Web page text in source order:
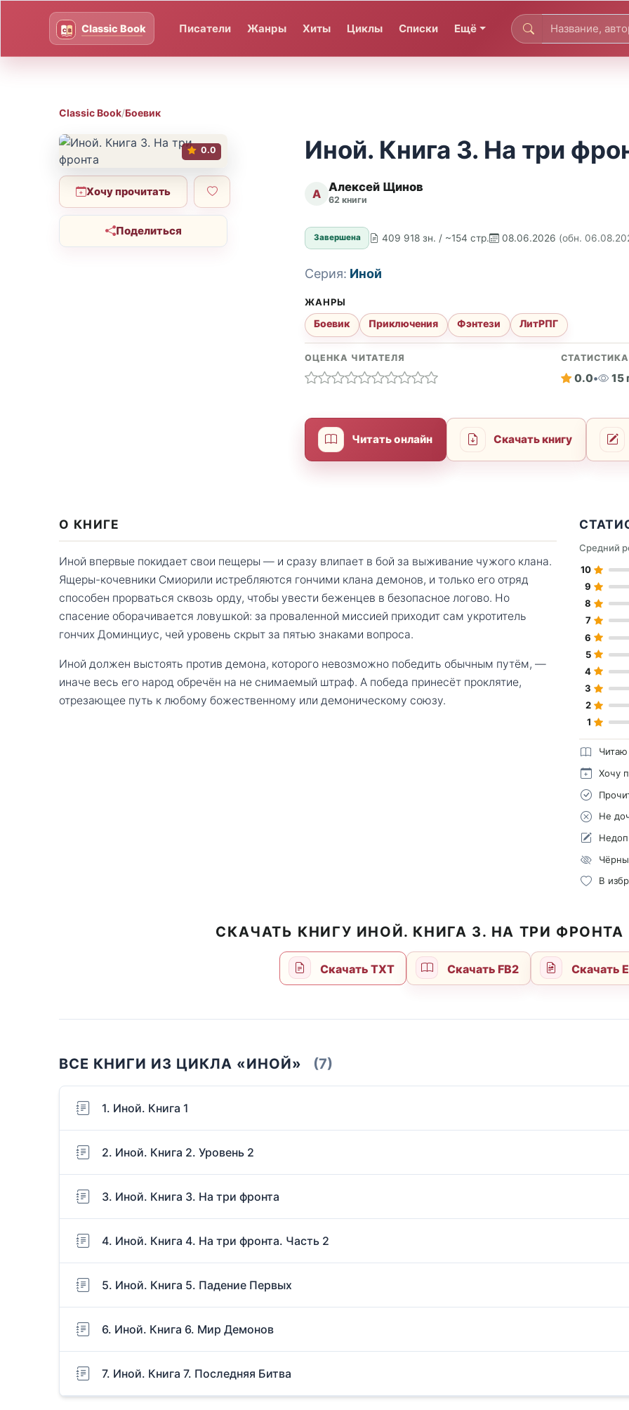
Писатели Жанры Хиты Циклы Списки Ещё
Classic Book/Боевик
0.0
Хочу прочитать
Поделиться
Иной. Книга 3. На три
А Алексей Щинов
62 книги
Завершена 409 918 зн. / ~154 стр. 08.06.2026 (обн.
Серия: Иной
ЖАНРЫ
Боевик Приключения Фэнтези ЛитРПГ
ОЦЕНКА ЧИТАТЕЛЯ СТАТИСТИКА
0.0• 15
Читать онлайн Скачать книгу
О КНИГЕ
Иной впервые покидает свои пещеры — и сразу влипает в бой за выживание чужого клана.
Ящеры-кочевники Смиорили истребляются гончими клана демонов, и только его отряд
способен прорваться сквозь орду, чтобы увести беженцев в безопасное логово. Но
спасение оборачивается ловушкой: за проваленной миссией приходит сам укротитель
гончих Доминциус, чей уровень скрыт за пятью знаками вопроса.
Иной должен выстоять против демона, которого невозможно победить обычным путём, —
иначе весь его народ обречён на не снимаемый штраф. А победа принесёт проклятие,
отрезающее путь к любому божественному или демоническому союзу.
Средний
10
9
8
7
6
5
4
3
2
1
Читаю
Хочу
Не
В
СКАЧАТЬ КНИГУ ИНОЙ. КНИГА 3. НА ТРИ
Скачать TXT Скачать FB2 Скачать
ВСЕ КНИГИ ИЗ ЦИКЛА «ИНОЙ» (7)
1. Иной. Книга 1
2. Иной. Книга 2. Уровень 2
3. Иной. Книга 3. На три фронта
4. Иной. Книга 4. На три фронта. Часть 2
5. Иной. Книга 5. Падение Первых
6. Иной. Книга 6. Мир Демонов
7. Иной. Книга 7. Последняя Битва